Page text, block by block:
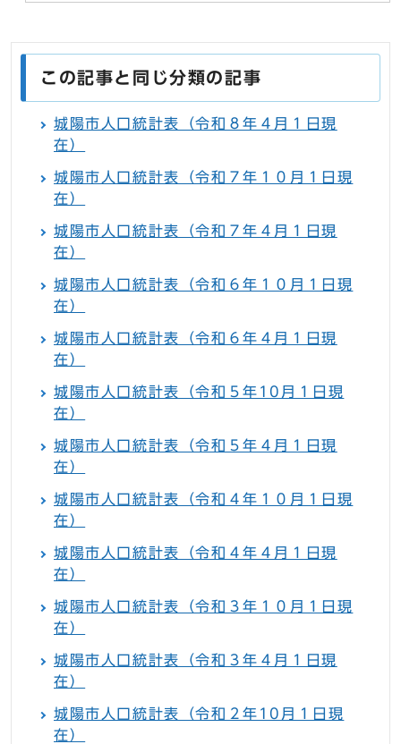
この記事と同じ分類の記事
城陽市人口統計表（令和８年４月１日現
在）
城陽市人口統計表（令和７年１０月１日現
在）
城陽市人口統計表（令和７年４月１日現
在）
城陽市人口統計表（令和６年１０月１日現
在）
城陽市人口統計表（令和６年４月１日現
在）
城陽市人口統計表（令和５年10月１日現
在）
城陽市人口統計表（令和５年４月１日現
在）
城陽市人口統計表（令和４年１０月１日現
在）
城陽市人口統計表（令和４年４月１日現
在）
城陽市人口統計表（令和３年１０月１日現
在）
城陽市人口統計表（令和３年４月１日現
在）
城陽市人口統計表（令和２年10月１日現
在）